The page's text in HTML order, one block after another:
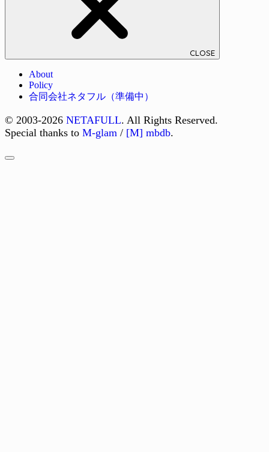
CLOSE
About
Policy
合同会社ネタフル（準備中）
© 2003-2026 NETAFULL. All Rights Reserved.
Special thanks to M-glam / [M] mbdb.